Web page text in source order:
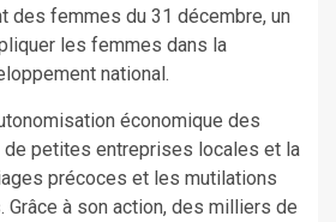
des femmes du 31 décembre, un
les femmes dans la
national.
économique des
de petites entreprises locales et la
précoces et les mutilations
à son action, des milliers de